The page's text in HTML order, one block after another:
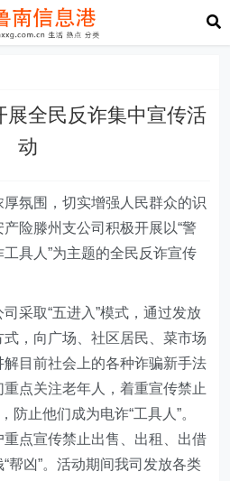
展全民反诈集中宣传活
动
氛围，切实增强人民群众的识
险滕州支公司积极开展以“警
具人”为主题的全民反诈宣传
采取“五进入”模式，通过发放
，向广场、社区居民、菜市场
目前社会上的各种诈骗新手法
点关注老年人，着重宣传禁止
防止他们成为电诈“工具人”。
点宣传禁止出售、出租、出借
帮凶”。活动期间我司发放各类